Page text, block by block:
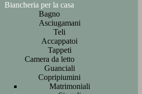
Biancheria per la casa
Bagno
Asciugamani
Teli
Accappatoi
Tappeti
Camera da letto
Guanciali
Copripiumini
Matrimoniali